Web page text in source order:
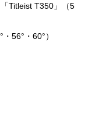
Titleist T350」（5
56°・60°）